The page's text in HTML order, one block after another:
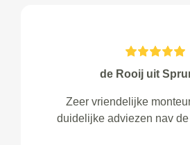
de Rooij uit
Zeer vriendelijke
duidelijke adviezen nav